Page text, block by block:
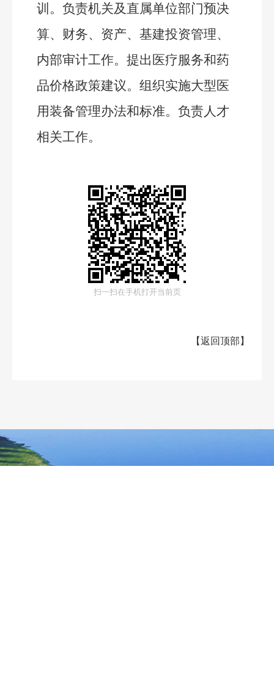
训。负责机关及直属单位部门预决
算、财务、资产、基建投资管理、
内部审计工作。提出医疗服务和药
品价格政策建议。 组织实施大型医
用装备管理办法和标准。负责人才
相关工作。
扫一扫在手机打开当前页
【返回顶部 】